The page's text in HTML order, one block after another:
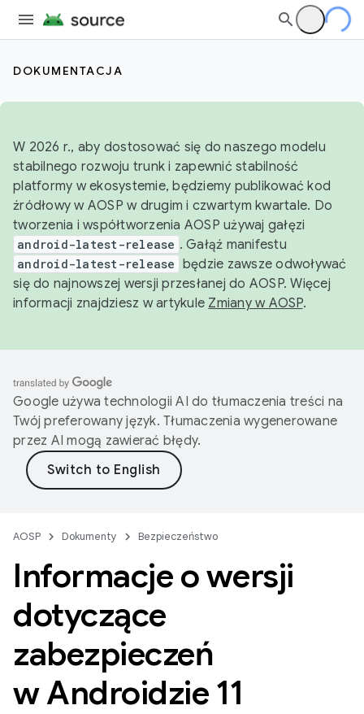
DOKUMENTACJA
W 2026 r., aby dostosować się do naszego modelu
stabilnego rozwoju trunk i zapewnić stabilność
platformy w ekosystemie, będziemy publikować kod
źródłowy w AOSP w drugim i czwartym kwartale. Do
tworzenia i współtworzenia AOSP używaj gałęzi
android-latest-release . Gałąź manifestu
android-latest-release będzie zawsze odwoływać
się do najnowszej wersji przesłanej do AOSP. Więcej
informacji znajdziesz w artykule Zmiany w AOSP.
Google używa technologii AI do tłumaczenia treści na
Twój preferowany język. Tłumaczenia wygenerowane
przez AI mogą zawierać błędy.
AOSP Dokumenty Bezpieczeństwo
Informacje o wersji
dotyczące
zabezpieczeń
w Androidzie 11